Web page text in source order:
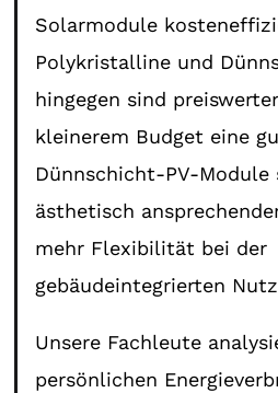
Solarmodule
Polykristalline und
hingegen sind
kleinerem Budget eine
Dünnschicht-PV-
ästhetisch
mehr Flexibilität bei der
gebäudeintegrierten
Unsere Fachleute
persönlichen